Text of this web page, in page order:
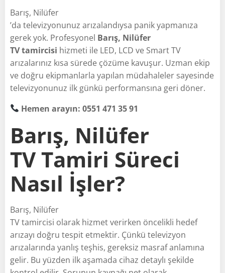
Barış, Nilüfer
’da televizyonunuz arızalandıysa panik yapmanıza
gerek yok. Profesyonel Barış, Nilüfer
TV tamircisi hizmeti ile LED, LCD ve Smart TV
arızalarınız kısa sürede çözüme kavuşur. Uzman ekip
ve doğru ekipmanlarla yapılan müdahaleler sayesinde
televizyonunuz ilk günkü performansına geri döner.
Hemen arayın: 0551 471 35 91
Barış, Nilüfer
TV Tamiri Süreci
Nasıl İşler?
Barış, Nilüfer
TV tamircisi olarak hizmet verirken öncelikli hedef
arızayı doğru tespit etmektir. Çünkü televizyon
arızalarında yanlış teşhis, gereksiz masraf anlamına
gelir. Bu yüzden ilk aşamada cihaz detaylı şekilde